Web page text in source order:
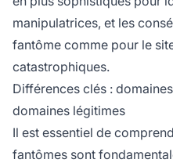
manipulatrices, et les
fantôme comme pour le
catastrophiques.
Différences clés :
domaines légitimes
Il est essentiel de
fantômes sont